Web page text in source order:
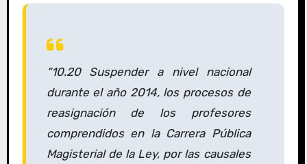
“10.20 Suspender a nivel nacional
durante el año 2014, los procesos de
reasignación de los profesores
comprendidos en la Carrera Pública
Magisterial de la Ley, por las causales